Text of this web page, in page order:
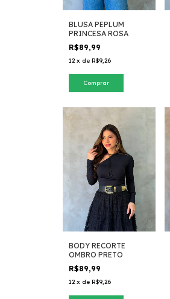
BLUSA PEPLUM
PRINCESA ROSA
R$89,99
12 x de R$9,26
Comprar
BODY RECORTE
OMBRO PRETO
R$89,99
12 x de R$9,26